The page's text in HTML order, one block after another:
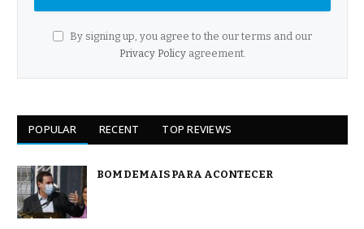
By signing up, you agree to the our terms and our
Privacy Policyagreement.
POPULAR RECENT TOP REVIEWS
BOM DEMAIS PARA ACONTECER